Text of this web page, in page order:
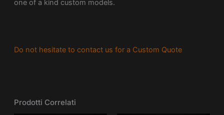
one of a kind custom models.
Do not hesitate to contact us for a Custom Quote
Prodotti Correlati